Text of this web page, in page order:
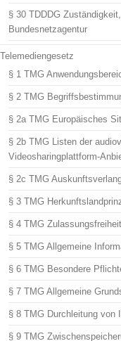
§ 30 TDDDG
Bundesnetzagentur
Telemediengesetz
§ 1 TMG
§ 2 TMG
§ 2a TMG Europäisches
§ 2b TMG Listen der
Videosharingplattform-
§ 2c TMG
§ 3 TMG
§ 4 TMG Zulassungsfreiheit
§ 5 TMG Allgemeine
§ 6 TMG Besondere
§ 7 TMG Allgemeine
§ 8 TMG Durchleitung von
§ 9 TMG